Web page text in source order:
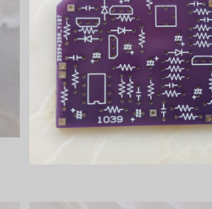
Slow Attackプリント基板
¥1,200